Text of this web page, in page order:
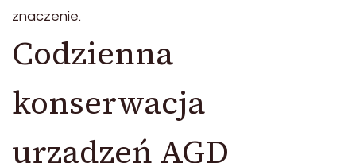
znaczenie.
Codzienna
konserwacja
urządzeń AGD